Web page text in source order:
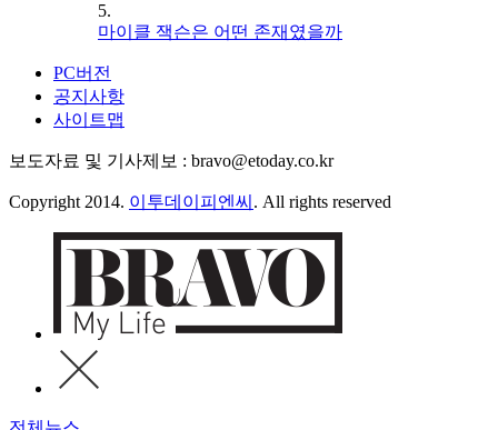
5.
마이클 잭슨은 어떤 존재였을까
PC버전
공지사항
사이트맵
보도자료 및 기사제보 : bravo@etoday.co.kr
Copyright 2014. 이투데이피엔씨 . All rights reserved